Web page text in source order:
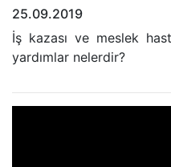
25.09.2019
İş kazası ve meslek
yardımlar nelerdir?